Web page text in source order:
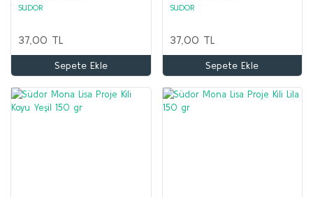
SUDOR
37,00 TL
Sepete Ekle
SUDOR
37,00 TL
Sepete Ekle